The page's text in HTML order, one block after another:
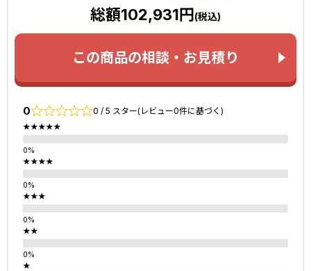
総額102,931円(税込)
この商品の相談・お見積り
0 0 / 5 スター(レビュー0件に基づく)
★★★★★
★★★★
★★★
★★
★